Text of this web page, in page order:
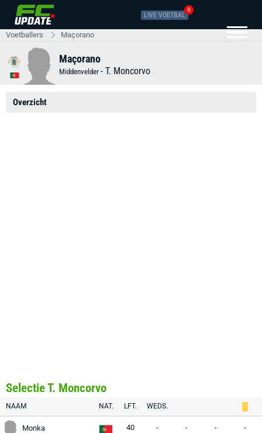
LIVE VOETBAL
8
Voetballers Maçorano
Maçorano
Middenvelder - T. Moncorvo
Overzicht
Selectie T. Moncorvo
NAAM NAT. LFT. WEDS.
Monka 40 - - - -